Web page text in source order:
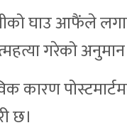
घाउ आफैंले
गरेको
कारण
छ।